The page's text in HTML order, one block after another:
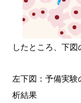
したところ、下図
左下図：予備実
析結果